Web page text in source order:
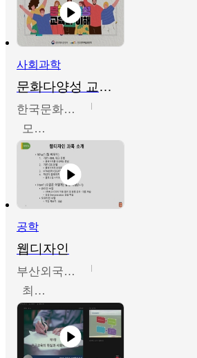
사회과학
문화다양성 교육의 이해
한국문화예술교육진흥원
모경환,성상환,정문성
공학
웹디자인
부산외국어대학교
최진오